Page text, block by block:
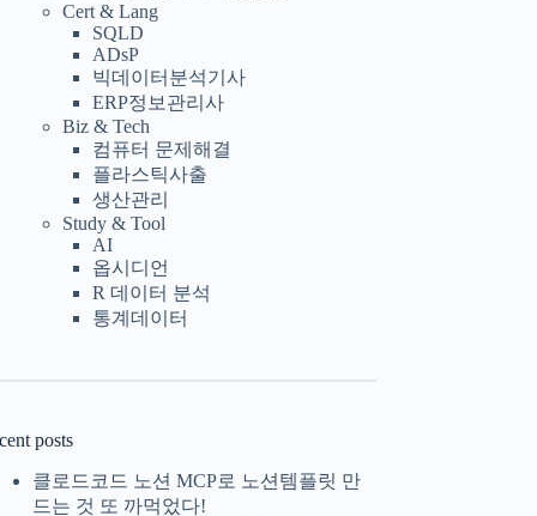
Cert & Lang
SQLD
ADsP
빅데이터분석기사
ERP정보관리사
Biz & Tech
컴퓨터 문제해결
플라스틱사출
생산관리
Study & Tool
AI
옵시디언
R 데이터 분석
통계데이터
posts
클로드코드 노션 MCP로 노션템플릿 만
드는 것 또 까먹었다!